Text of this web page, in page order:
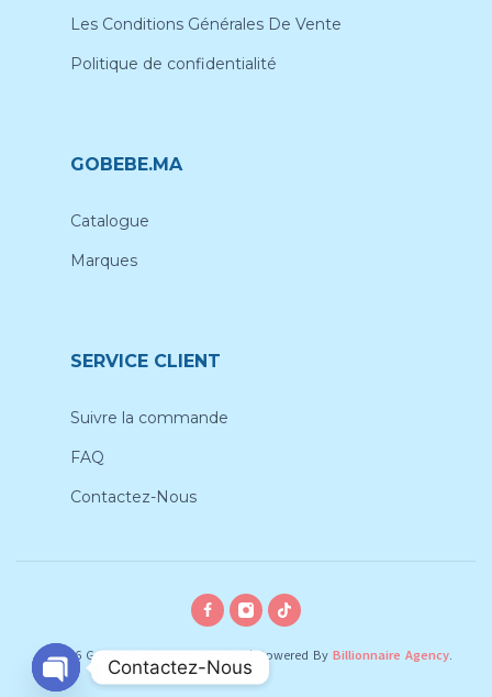
Les Conditions Générales De Vente
Politique de confidentialité
GOBEBE.MA
Catalogue
Marques
SERVICE CLIENT
Suivre la commande
FAQ
Contactez-Nous
© 2026 Gobebe, All rights reserved|Powered By Billionnaire Agency.
Contactez-Nous